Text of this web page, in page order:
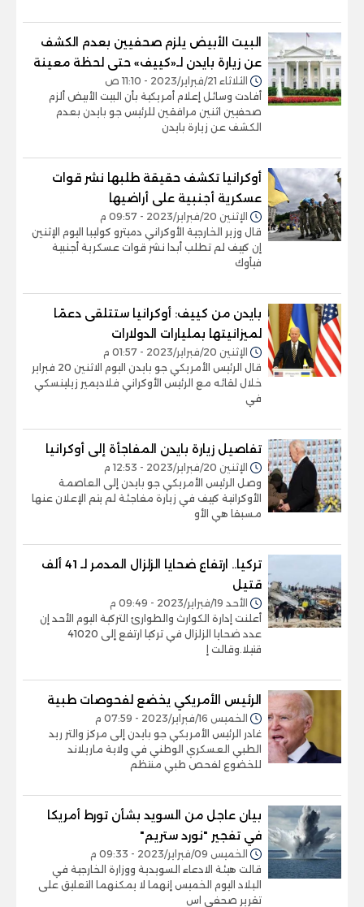
البيت الأبيض يلزم صحفيين بعدم الكشف
عن زيارة بايدن لـ«كييف» حتى لحظة معينة
الثلاثاء 21/فبراير/2023 - 11:10 ص
أفادت وسائل إعلام أمريكية بأن البيت الأبيض ألزم
صحفيين اثنين مرافقين للرئيس جو بايدن بعدم
الكشف عن زيارة بايدن
أوكرانيا تكشف حقيقة طلبها نشر قوات
عسكرية أجنبية على أراضيها
الإثنين 20/فبراير/2023 - 09:57 م
قال وزير الخارجية الأوكراني دميترو كوليبا اليوم الإثنين
إن كييف لم تطلب أبدا نشر قوات عسكرية أجنبية
فيأوك
بايدن من كييف: أوكرانيا ستتلقى دعمًا
لميزانيتها بمليارات الدولارات
الإثنين 20/فبراير/2023 - 01:57 م
قال الرئيس الأمريكي جو بايدن اليوم الاثنين 20 فبراير
خلال لقائه مع الرئيس الأوكراني فلاديمير زيلينسكي
في
تفاصيل زيارة بايدن المفاجأة إلى أوكرانيا
الإثنين 20/فبراير/2023 - 12:53 م
وصل الرئيس الأمريكي جو بايدن إلى العاصمة
الأوكرانية كييف في زيارة مفاجئة لم يتم الإعلان عنها
مسبقا هي الأو
تركيا.. ارتفاع ضحايا الزلزال المدمر لـ 41 ألف
قتيل
الأحد 19/فبراير/2023 - 09:49 م
أعلنت إدارة الكوارث والطوارئ التركية اليوم الأحد إن
عدد ضحايا الزلزال في تركيا ارتفع إلى 41020
قتيلا.وقالت إ
الرئيس الأمريكي يخضع لفحوصات طبية
الخميس 16/فبراير/2023 - 07:59 م
غادر الرئيس الأمريكي جو بايدن إلى مركز والتر ريد
الطبي العسكري الوطني في ولاية ماريلاند
للخضوع لفحص طبي منتظم
بيان عاجل من السويد بشأن تورط أمريكا
في تفجير "نورد ستريم"
الخميس 09/فبراير/2023 - 09:33 م
قالت هيئة الادعاء السويدية ووزارة الخارجية في
البلاد اليوم الخميس إنهما لا يمكنهما التعليق على
تقرير صحفي اس